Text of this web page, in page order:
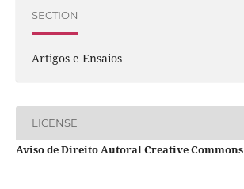
SECTION
Artigos e Ensaios
LICENSE
Aviso de Direito Autoral Creative Commons